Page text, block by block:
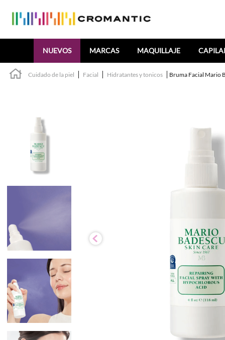
NUEVOS MARCAS MAQUILLAJE
Cuidado de la piel Facial Hidratantes y tonicos Bruma Facial Mario